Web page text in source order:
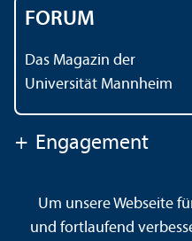
FORUM
Das Magazin der
Universität Mannheim
+ Engagement
Kontakt Impressum
Gebärdensprache
Um unsere Webseite
und fortlaufend